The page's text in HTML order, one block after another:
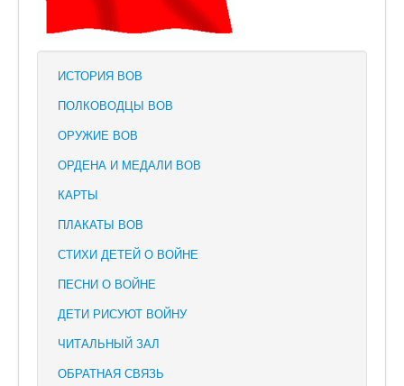
ИСТОРИЯ ВОВ
ПОЛКОВОДЦЫ ВОВ
ОРУЖИЕ ВОВ
ОРДЕНА И МЕДАЛИ ВОВ
КАРТЫ
ПЛАКАТЫ ВОВ
СТИХИ ДЕТЕЙ О ВОЙНЕ
ПЕСНИ О ВОЙНЕ
ДЕТИ РИСУЮТ ВОЙНУ
ЧИТАЛЬНЫЙ ЗАЛ
ОБРАТНАЯ СВЯЗЬ